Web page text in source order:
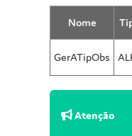
Nome
GerATipObs
Atenção